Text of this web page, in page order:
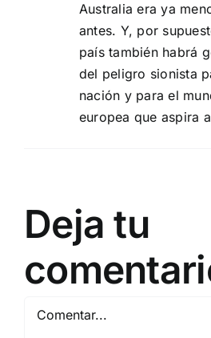
Australia era ya
antes. Y, por
país también habrá
del peligro sionista
nación y para el
europea que aspira
Deja tu